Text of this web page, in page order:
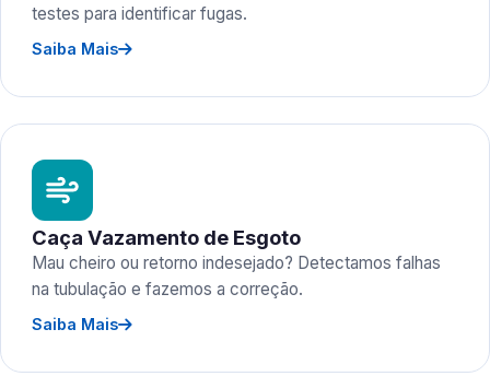
testes para identificar fugas.
Saiba Mais
Caça Vazamento de Esgoto
Mau cheiro ou retorno indesejado? Detectamos falhas
na tubulação e fazemos a correção.
Saiba Mais